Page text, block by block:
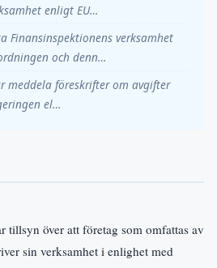
enligt EU…
Finansinspektionens verksamhet
och denn…
meddela föreskrifter om avgifter
el…
tillsyn över att företag som omfattas av
sin verksamhet i enlighet med